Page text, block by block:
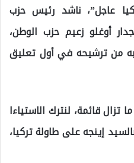
عاجل”، ناشد رئيس حزب
أوغلو زعيم حزب الوطن،
من ترشيحه في أول تعليق
قائمة، لنترك الاستياءا
إينجه على طاولة تركيا،